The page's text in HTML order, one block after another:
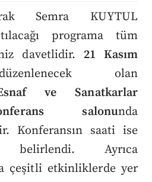
Semra KUYTUL
programa tüm
davetlidir. 21 Kasım
olan
ve Sanatkarlar
salonunda
Konferansın saati ise
Ayrıca
çeşitli etkinliklerde yer